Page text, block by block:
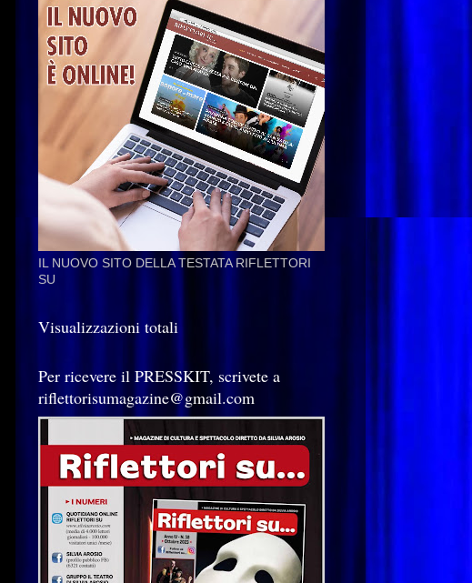
IL NUOVO SITO DELLA TESTATA RIFLETTORI
SU
Visualizzazioni totali
Per ricevere il PRESSKIT, scrivete a
riflettorisumagazine@gmail.com